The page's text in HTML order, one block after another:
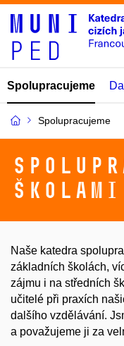
Spolupracujeme
Spolupracujeme
školami
Naše katedra
základních školách,
zájmu i na středních
učitelé při praxích
dalšího vzdělávání.
a považujeme ji za